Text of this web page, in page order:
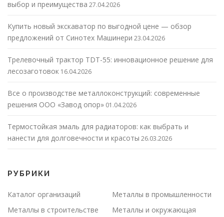
выбор и преимущества 27.04.2026
Купить новый экскаватор по выгодной цене — обзор
предложений от Синотех Машинери 23.04.2026
Трелевочный трактор TDT-55: инновационное решение для
лесозаготовок 16.04.2026
Все о производстве металлоконструкций: современные
решения ООО «Завод опор» 01.04.2026
Термостойкая эмаль для радиаторов: как выбрать и
нанести для долговечности и красоты 26.03.2026
РУБРИКИ
Каталог организаций
Металлы в промышленности
Металлы в строительстве
Металлы и окружающая